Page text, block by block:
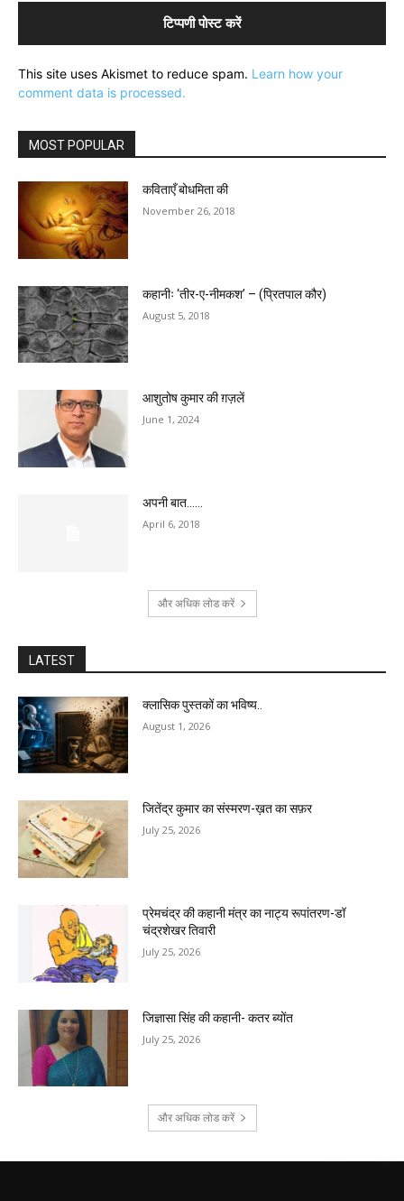
This site uses Akismet to reduce spam. Learn how your
comment data is processed.
MOST POPULAR
कविताएँ बोधमिता की
November 26, 2018
कहानीः ‘तीर-ए-नीमकश’ – (प्रितपाल कौर)
August 5, 2018
आशुतोष कुमार की ग़ज़लें
June 1, 2024
अपनी बात……
April 6, 2018
और अधिक लोड करें
LATEST
क्लासिक पुस्तकों का भविष्य..
August 1, 2026
जितेंद्र कुमार का संस्मरण-ख़त का सफ़र
July 25, 2026
प्रेमचंद्र की कहानी मंत्र का नाट्य रूपांतरण-डॉ
चंद्रशेखर तिवारी
July 25, 2026
जिज्ञासा सिंह की कहानी- कतर ब्योंत
July 25, 2026
और अधिक लोड करें